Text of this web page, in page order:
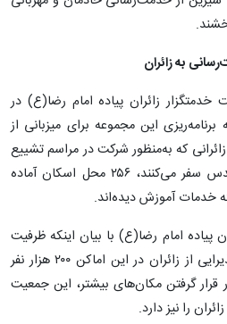
زائران پیاده امام رضا(ع) در
برنامه‌ریزی این مجموعه برای میزبانی از
زائرانی که به‌منظور شرکت در مراسم تشییع
رهبر شهید انقلاب به مشهد مقدس سفر می‌کنند، ۲۵۶ محل اسکان آماده
پیاده امام رضا(ع) با بیان اینکه ظرفیت
پیش‌بینی‌شده برای اسکان و پذیرایی از زائران در این اماکن ۲۰۰ هزار نفر
قرار گرفتن مکان‌های بیشتر، این جمعیت
را نیز دارد.